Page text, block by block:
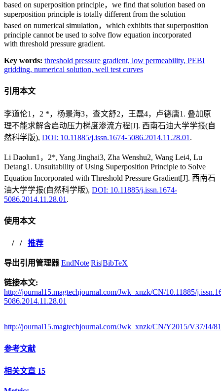
based on superposition principle，we find that solution based on
superposition principle is totally different from the solution
based on numerical simulation，which exhibits that superposition
principle cannot be used to solve flow equation incorporated
with threshold pressure gradient.
Key words: threshold pressure gradient, low permeability, PEBI
gridding, numerical solution, well test curves
引用本文
李道伦1，2 *，杨景海3，查文舒2，王磊4，卢德唐1. 叠加原
理不能求解含启动压力梯度渗流方程[J]. 西南石油大学学报(自
然科学版), DOI: 10.11885/j.issn.1674-5086.2014.11.28.01 .
Li Daolun1，2*, Yang Jinghai3, Zha Wenshu2, Wang Lei4, Lu
Detang1. Unsuitability of Using Superposition Principle to Solve
Equation Incorporated with Threshold Pressure Gradient[J]. 西南石
油大学学报(自然科学版), DOI: 10.11885/j.issn.1674-
5086.2014.11.28.01 .
使用本文
/ / 推荐
导出引用管理器 EndNote|Ris|BibTeX
链接本文:
http://journal15.magtechjournal.com/Jwk_xnzk/CN/10.11885/
5086.2014.11.28.01
http://journal15.magtechjournal.com/Jwk_xnzk/CN/Y2015/V37/I4/81
参考文献
相关文章 15